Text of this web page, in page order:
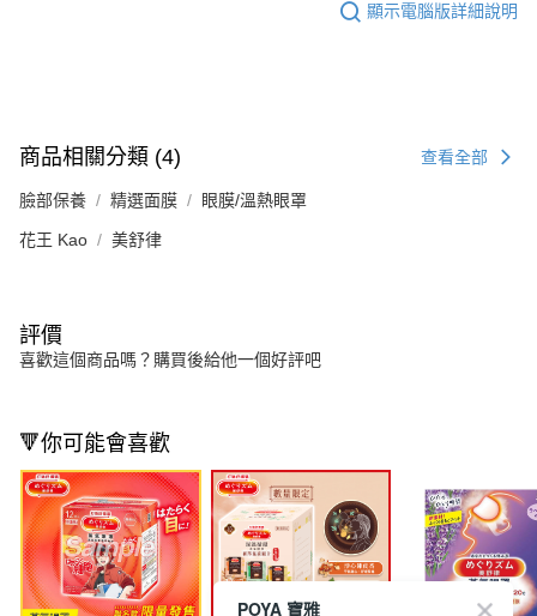
顯示電腦版詳細說明
商品相關分類 (4) 查看全部
臉部保養 精選面膜 眼膜/溫熱眼罩
花王 Kao 美舒律
評價
喜歡這個商品嗎？購買後給他一個好評吧
🔻你可能會喜歡
POYA 寶雅